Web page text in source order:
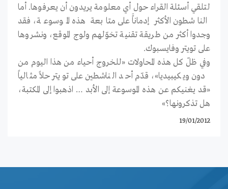
لتلقي أسئلة القراء حول أي معلومة يريدون أن يعرفوها. أما
الناشطون الأكثر إدماناًَ على متابعة هذه الموسوعة، فقد
وجدوا أكثر من طريقة تقنية تخوّلهم ولوج الموقع، ونشروها
على تويتر وفايسبوك.
وفي ظلّ كل هذه المحاولات «للخروج أحياء من هذا اليوم من
دون ويكيبيديا»، قدّم أحد الناشطين على تويتر حلاً مثالياً
«قد يغنيكم عن هذه الموسوعة إلى الأبد … اذهبوا إلى المكتبة،
هل تذكرونها؟»
19/01/2012